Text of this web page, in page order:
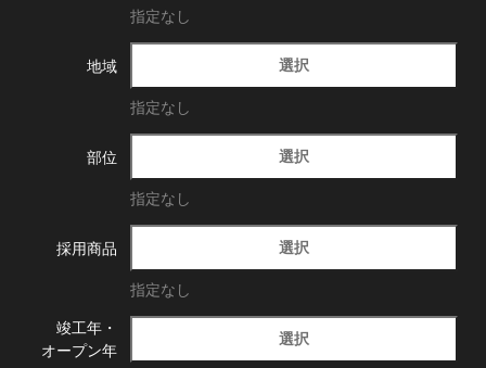
指定なし
地域 選択
指定なし
部位 選択
指定なし
採用商品 選択
指定なし
竣工年・
オープン年
選択